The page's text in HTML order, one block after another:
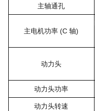
主轴通孔
主电机功率 (C轴)
动力头
动力头功率
动力头转速